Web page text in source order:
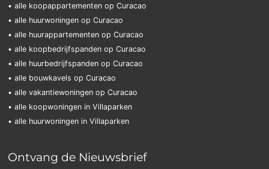
• alle koopappartementen op Curacao
• alle huurwoningen op Curacao
• alle huurappartementen op Curacao
• alle koopbedrijfspanden op Curacao
• alle huurbedrijfspanden op Curacao
• alle bouwkavels op Curacao
• alle vakantiewoningen op Curacao
• alle koopwoningen in Villaparken
• alle huurwoningen in Villaparken
Ontvang de Nieuwsbrief